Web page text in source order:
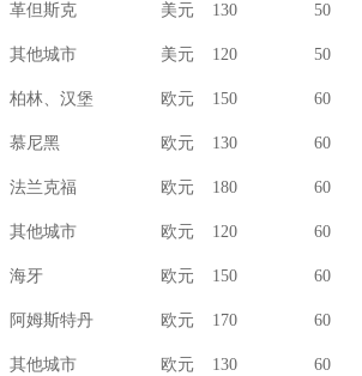
革但斯克 美元 130 50
其他城市 美元 120 50
柏林、汉堡 欧元 150 60
慕尼黑 欧元 130 60
法兰克福 欧元 180 60
其他城市 欧元 120 60
海牙 欧元 150 60
阿姆斯特丹 欧元 170 60
其他城市 欧元 130 60